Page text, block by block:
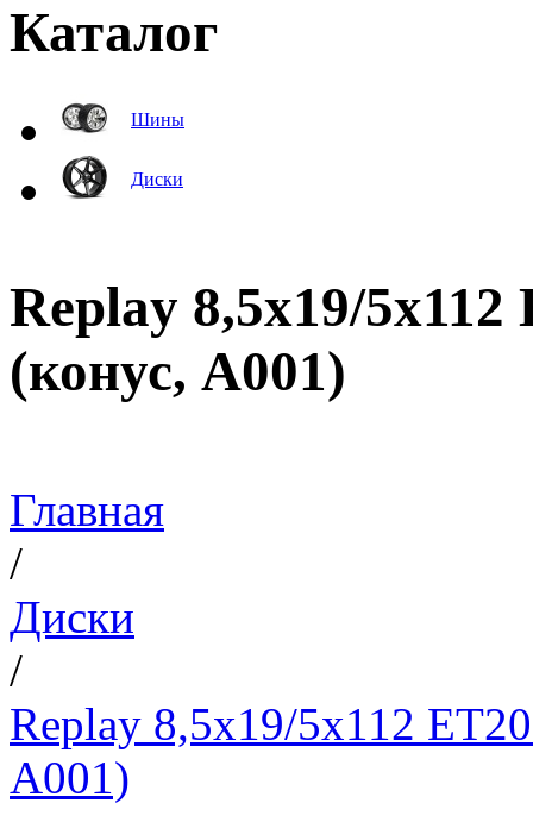
Каталог
Шины
Диски
Replay 8,5x19/
(конус, A001)
Главная
/
Диски
/
Replay 8,5x19/5x112
A001)